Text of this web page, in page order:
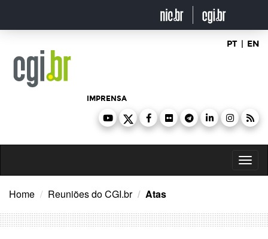
o
PT | EN
IMPRENSA
Home Reuniões do CGI.br Atas